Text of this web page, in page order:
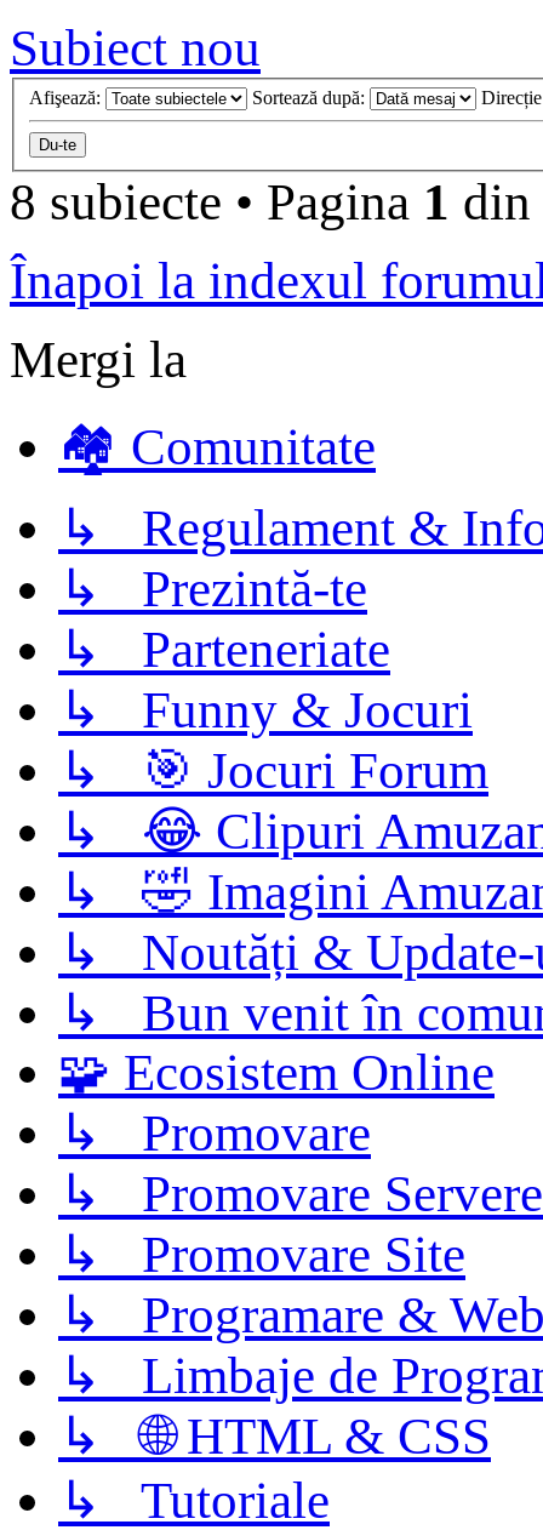
Subiect nou
Afişează: Sortează după:
8 subiecte • Pagina 1 din
Înapoi la indexul
Mergi la
🏘️ Comunitate
↳ Regulament &
↳ Prezintă-te
↳ Parteneriate
↳ Funny & Jocuri
↳ 🎯 Jocuri Forum
↳ 😂 Clipuri
↳ 🤣 Imagini
↳ Noutăți &
↳ Bun venit în
🧩 Ecosistem Online
↳ Promovare
↳ Promovare Servere
↳ Promovare Site
↳ Programare &
↳ Limbaje de
↳ 🌐 HTML & CSS
↳ Tutoriale